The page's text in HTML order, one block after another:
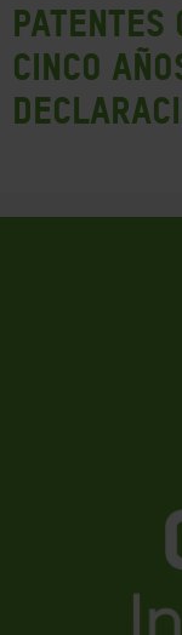
Patentes
Cinco